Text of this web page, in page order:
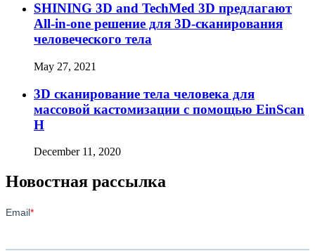
SHINING 3D and TechMed 3D предлагают
All-in-one решение для 3D-сканирования
человеческого тела
May 27, 2021
3D сканирование тела человека для
массовой кастомизации с помощью EinScan
H
December 11, 2020
Новостная рассылка